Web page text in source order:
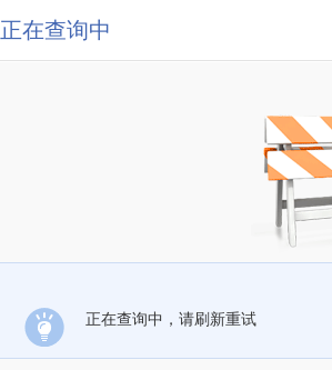
正在查询中
正在查询中，请刷新重试